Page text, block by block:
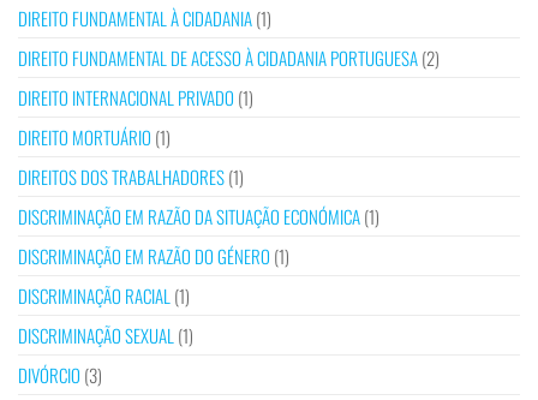
DIREITO FUNDAMENTAL À CIDADANIA(1)
DIREITO FUNDAMENTAL DE ACESSO À CIDADANIA PORTUGUESA(2)
DIREITO INTERNACIONAL PRIVADO (1)
DIREITO MORTUÁRIO (1)
DIREITOS DOS TRABALHADORES(1)
DISCRIMINAÇÃO EM RAZÃO DA SITUAÇÃO ECONÓMICA(1)
DISCRIMINAÇÃO EM RAZÃO DO GÉNERO (1)
DISCRIMINAÇÃO RACIAL (1)
DISCRIMINAÇÃO SEXUAL (1)
DIVÓRCIO (3)